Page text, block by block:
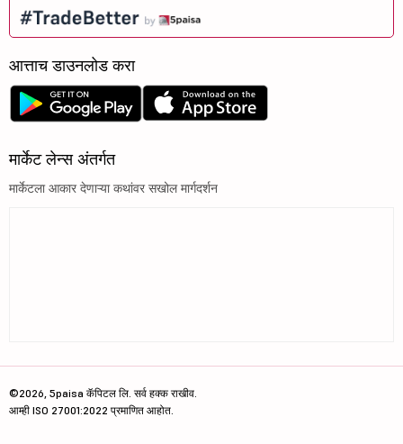
आत्ताच डाउनलोड करा
मार्केट लेन्स अंतर्गत
मार्केटला आकार देणाऱ्या कथांवर सखोल मार्गदर्शन
©2026, 5paisa कॅपिटल लि. सर्व हक्क राखीव.
आम्ही ISO 27001:2022 प्रमाणित आहोत.